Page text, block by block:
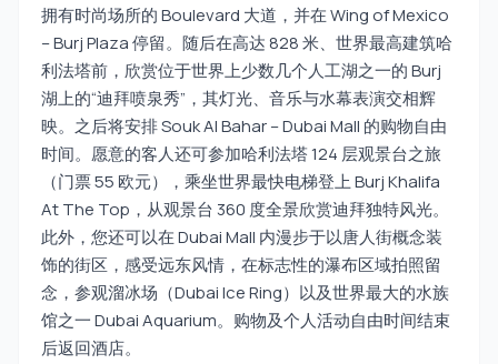
拥有时尚场所的 Boulevard 大道，并在 Wing of Mexico
– Burj Plaza 停留。随后在高达 828 米、世界最高建筑哈
利法塔前，欣赏位于世界上少数几个人工湖之一的 Burj
湖上的“迪拜喷泉秀”，其灯光、音乐与水幕表演交相辉
映。之后将安排 Souk Al Bahar – Dubai Mall 的购物自由
时间。愿意的客人还可参加哈利法塔 124 层观景台之旅
（门票 55 欧元），乘坐世界最快电梯登上 Burj Khalifa
At The Top，从观景台 360 度全景欣赏迪拜独特风光。
此外，您还可以在 Dubai Mall 内漫步于以唐人街概念装
饰的街区，感受远东风情，在标志性的瀑布区域拍照留
念，参观溜冰场（Dubai Ice Ring）以及世界最大的水族
馆之一 Dubai Aquarium。购物及个人活动自由时间结束
后返回酒店。